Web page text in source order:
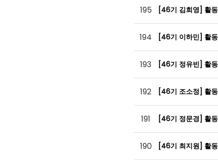
195 [46기 김희영] 활
194 [46기 이하민] 활
193 [46기 정유빈] 활
192 [46기 조소정] 활
191 [46기 정문경] 활
190 [46기 최지원] 활